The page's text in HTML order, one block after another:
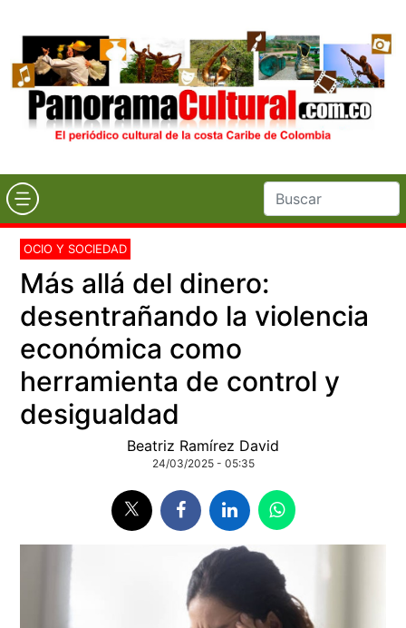
OCIO Y SOCIEDAD
Más allá del dinero:
desentrañando la violencia
económica como
herramienta de control y
desigualdad
Beatriz Ramírez David
24/03/2025 - 05:35